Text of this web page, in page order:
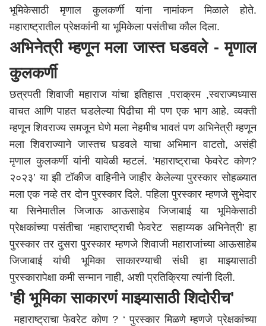
भूमिकेसाठी मृणाल कुलकर्णी यांना नामांकन मिळाले होते.
महाराष्ट्रातील प्रेक्षकांनी या भूमिकेला पसंतीचा कौल दिला.
अभिनेत्री म्हणून मला जास्त घडवले - मृणाल
कुलकर्णी
छत्रपती शिवाजी महाराज यांचा इतिहास ,पराक्रम ,स्वराज्यध्यास
वाचत आणि पाहत घडलेल्या पिढीचा मी पण एक भाग आहे. व्यक्ती
म्हणून शिवराज्य समजून घेणे मला नेहमीच भावतं पण अभिनेत्री म्हणून
मला शिवराज्याने जास्तच घडवले याचा अभिमान वाटतो, असंही
मृणाल कुलकर्णी यांनी यावेळी म्हटलं. ’महाराष्ट्राचा फेवरेट कोण?
२०२३’ या झी टॉकीज वाहिनीने जाहीर केलेल्या पुरस्कार सोहळ्यात
मला एक नव्हे तर दोन पुरस्कार दिले. पहिला पुरस्कार म्हणजे सुभेदार
या सिनेमातील जिजाऊ आऊसाहेब जिजाबाई या भूमिकेसाठी
प्रेक्षकांच्या पसंतीचा ‘महाराष्ट्राची फेवरेट सहाय्यक अभिनेत्री’ हा
पुरस्कार तर दुसरा पुरस्कार म्हणजे शिवाजी महाराजांच्या आऊसाहेब
जिजाबाई यांची भूमिका साकारण्याची संधी हा माझ्यासाठी
पुरस्कारापेक्षा कमी सन्मान नाही, अशी प्रतिक्रिया त्यांनी दिली.
'ही भूमिका साकारणं माझ्यासाठी शिदोरीच'
महाराष्ट्राचा फेवरेट कोण ? ‘ पुरस्कार मिळणे म्हणजे प्रेक्षकांच्या